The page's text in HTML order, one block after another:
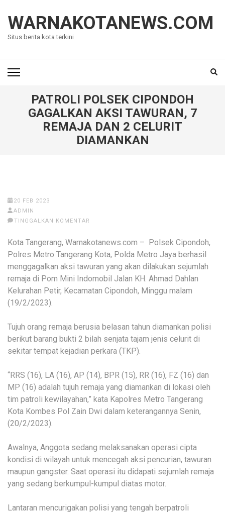
konten
(Tekan
WARNAKOTANEWS.COM
Situs berita kota terkini
PATROLI POLSEK CIPONDOH
GAGALKAN AKSI TAWURAN, 7
REMAJA DAN 2 CELURIT
DIAMANKAN
20 FEB 2023
ADMIN
TINGGALKAN KOMENTAR
Kota Tangerang, Warnakotanews.com – Polsek Cipondoh,
Polres Metro Tangerang Kota, Polda Metro Jaya berhasil
menggagalkan aksi tawuran yang akan dilakukan sejumlah
remaja di Pom Mini Indomobil Jalan KH. Ahmad Dahlan
Kelurahan Petir, Kecamatan Cipondoh, Minggu malam
(19/2/2023).
Tujuh orang remaja berusia belasan tahun diamankan polisi
berikut barang bukti 2 bilah senjata tajam jenis celurit di
sekitar tempat kejadian perkara (TKP).
“RRS (16), LA (16), AP (14), BPR (15), RR (16), FZ (16) dan
MP (16) adalah tujuh remaja yang diamankan di lokasi oleh
tim patroli kewilayahan,” kata Kapolres Metro Tangerang
Kota Kombes Pol Zain Dwi dalam keterangannya Senin,
(20/2/2023).
Awalnya, Anggota sedang melaksanakan operasi cipta
kondisi di wilayah untuk mencegah aksi pencurian, tawuran
maupun gangster. Saat operasi itu didapati sejumlah remaja
yang sedang berkumpul-kumpul diatas motor.
Lantaran mencurigakan polisi yang tengah berpatroli